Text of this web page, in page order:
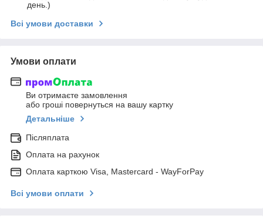
день.)
Всі умови доставки
Умови оплати
Ви отримаєте замовлення
або гроші повернуться на вашу картку
Детальніше
Післяплата
Оплата на рахунок
Оплата карткою Visa, Mastercard - WayForPay
Всі умови оплати